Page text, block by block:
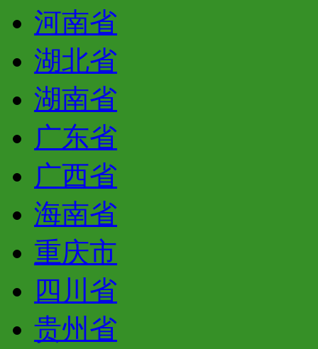
河南省
湖北省
湖南省
广东省
广西省
海南省
重庆市
四川省
贵州省